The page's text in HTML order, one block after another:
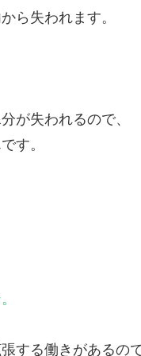
ら失われます。
が失われるので、
す。
する働きがあるの